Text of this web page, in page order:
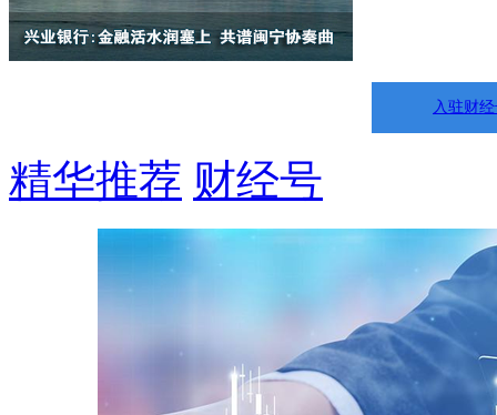
入驻财
精华推荐 财经号